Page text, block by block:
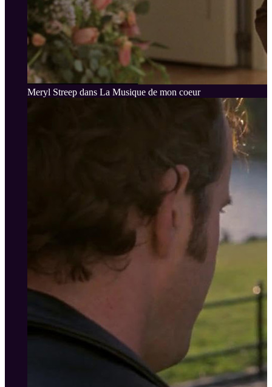
Meryl Streep dans La Musique de mon coeur